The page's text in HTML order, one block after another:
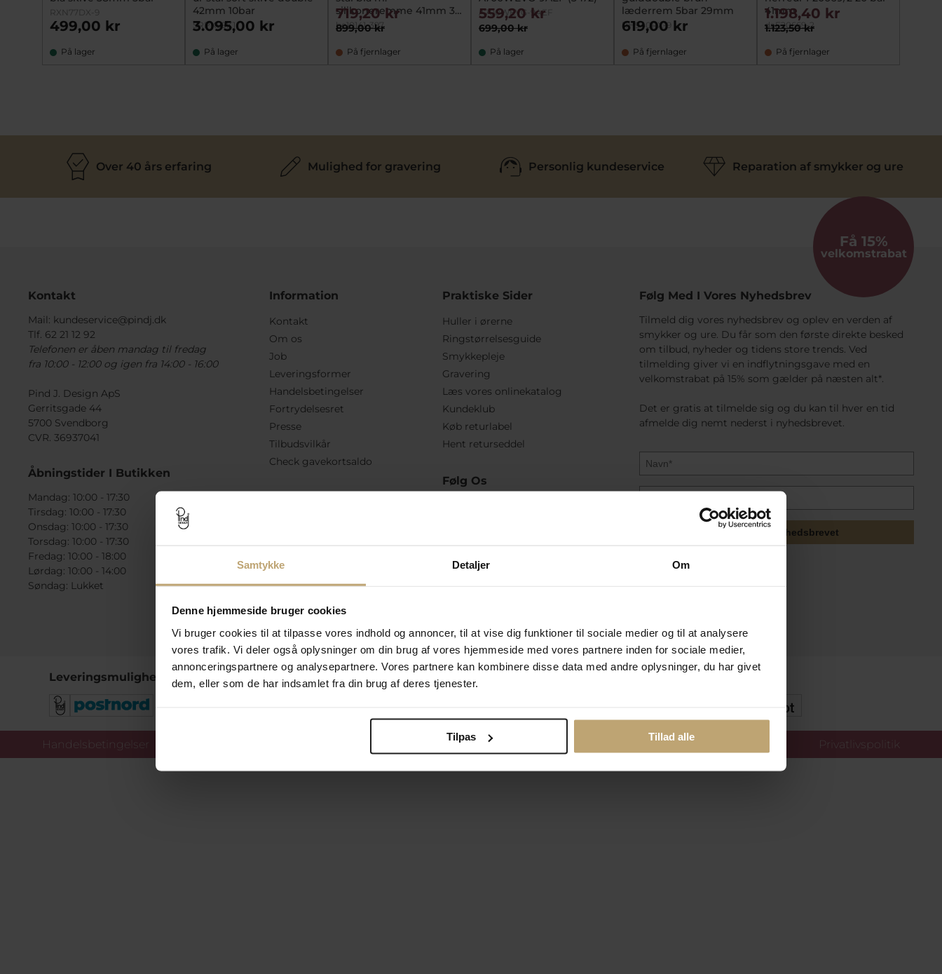
Samtykke Detaljer Om
Denne hjemmeside bruger cookies
Vi bruger cookies til at tilpasse vores indhold og annoncer, til at vise dig funktioner til sociale medier og til at analysere
vores trafik. Vi deler også oplysninger om din brug af vores hjemmeside med vores partnere inden for sociale medier,
annonceringspartnere og analysepartnere. Vores partnere kan kombinere disse data med andre oplysninger, du har givet
dem, eller som de har indsamlet fra din brug af deres tjenester.
Tilpas Tillad alle
RXN77DX-9
499,00 kr
På lager
42mm 10bar
SRPK99K1
3.095,00 kr
På lager
silikoneremme 41mm 3
bar
be10141-397
899,00 kr
719,20 kr
På fjernlager
A700WEVG-9AEF
699,00 kr
559,20 kr
På lager
læderrem 5bar 29mm
RH940RX-9
619,00 kr
På fjernlager
41mm
daF20669-2
1.123,50 kr
1.198,40 kr
På fjernlager
Over 40 års erfaring Mulighed for gravering Personlig kundeservice Reparation af smykker og ure
Kontakt
Mail: kundeservice@pindj.dk
Tlf. 62 21 12 92
Telefonen er åben mandag til fredag
fra 10:00 - 12:00 og igen fra 14:00 - 16:00
Pind J. Design ApS
Gerritsgade 44
5700 Svendborg
CVR. 36937041
Åbningstider I Butikken
Mandag: 10:00 - 17:30
Tirsdag: 10:00 - 17:30
Onsdag: 10:00 - 17:30
Torsdag: 10:00 - 17:30
Fredag: 10:00 - 18:00
Lørdag: 10:00 - 14:00
Søndag: Lukket
Information
Kontakt
Om os
Job
Leveringsformer
Handelsbetingelser
Fortrydelsesret
Presse
Tilbudsvilkår
Check gavekortsaldo
Praktiske Sider
Huller i ørerne
Ringstørrelsesguide
Smykkepleje
Gravering
Læs vores onlinekatalog
Kundeklub
Køb returlabel
Hent returseddel
Følg Os
Få 15%
velkomstrabat
Følg Med I Vores Nyhedsbrev
Tilmeld dig vores nyhedsbrev og oplev en verden af
smykker og ure. Du får som den første direkte besked
om tilbud, nyheder og tidens store trends. Ved
tilmelding giver vi en indflytningsgave med en
velkomstrabat på 15% som gælder på næsten alt*.
Det er gratis at tilmelde sig og du kan til hver en tid
afmelde dig nemt nederst i nyhedsbrevet.
Tilmeld mig nyhedsbrevet
Leveringsmuligheder Betalingsmuligheder Sikker Og Tryg E-Handel
Handelsbetingelser Ændr cookie-indstillinger Privatlivspolitik